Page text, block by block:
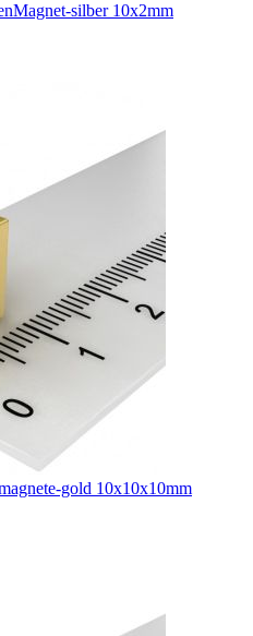
silber 10x2mm
gold 10x10x10mm